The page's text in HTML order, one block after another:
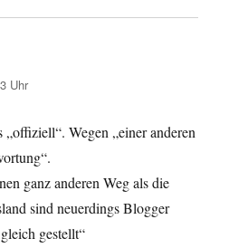
Uhr
Wegen „einer anderen
ganz anderen Weg als die
sind neuerdings Blogger
gestellt“